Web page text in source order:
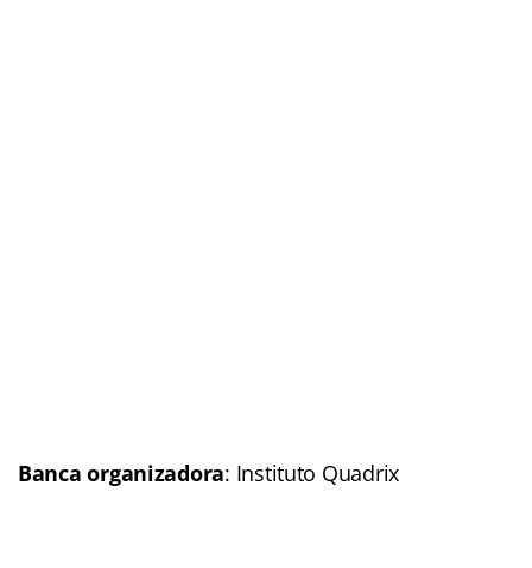
Banca organizadora: Instituto Quadrix